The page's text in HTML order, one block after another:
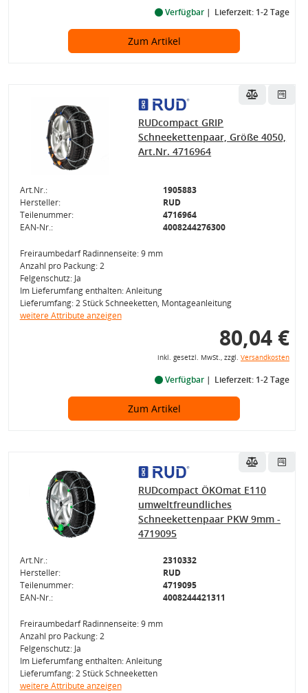
Verfügbar Lieferzeit: 1-2 Tage
Zum Artikel
RUDcompact GRIP
Schneekettenpaar, Größe 4050,
Art.Nr. 4716964
Art.Nr.:
1905883
Hersteller:
RUD
Teilenummer:
4716964
EAN-Nr.:
4008244276300
Freiraumbedarf Radinnenseite: 9 mm
Anzahl pro Packung: 2
Felgenschutz: Ja
Im Lieferumfang enthalten: Anleitung
Lieferumfang: 2 Stück Schneeketten, Montageanleitung
weitere Attribute anzeigen
80,04 €
inkl. gesetzl. MwSt., zzgl. Versandkosten
Verfügbar Lieferzeit: 1-2 Tage
Zum Artikel
RUDcompact ÖKOmat E110
umweltfreundliches
Schneekettenpaar PKW 9mm -
4719095
Art.Nr.:
2310332
Hersteller:
RUD
Teilenummer:
4719095
EAN-Nr.:
4008244421311
Freiraumbedarf Radinnenseite: 9 mm
Anzahl pro Packung: 2
Felgenschutz: Ja
Im Lieferumfang enthalten: Anleitung
Lieferumfang: 2 Stück Schneeketten
weitere Attribute anzeigen